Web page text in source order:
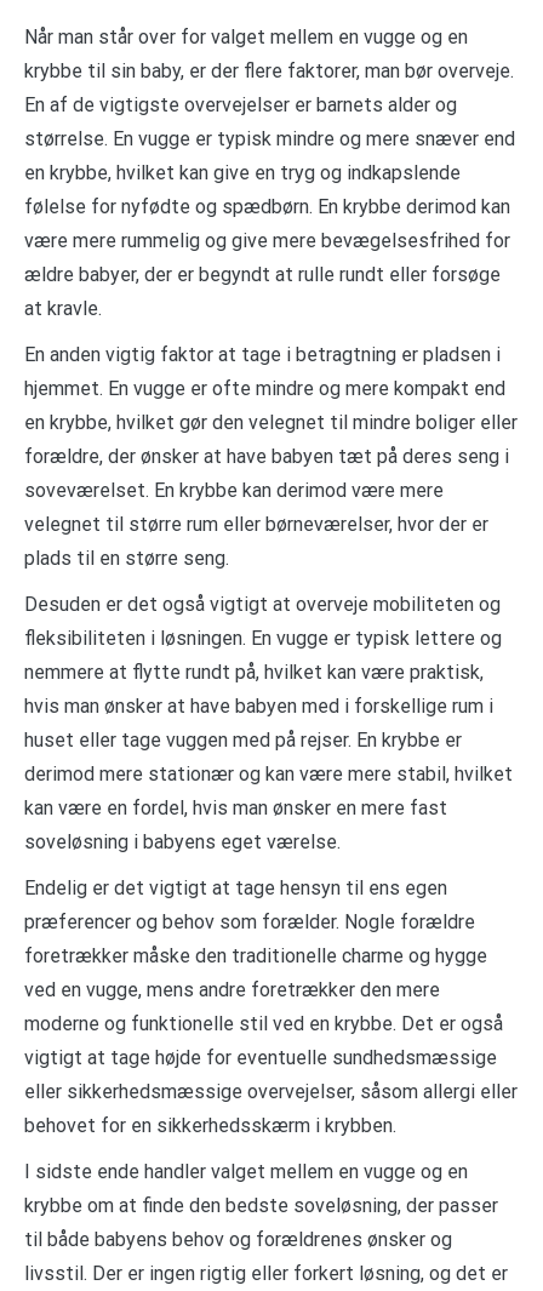
Når man står over for valget mellem en vugge og en
krybbe til sin baby, er der flere faktorer, man bør overveje.
En af de vigtigste overvejelser er barnets alder og
størrelse. En vugge er typisk mindre og mere snæver end
en krybbe, hvilket kan give en tryg og indkapslende
følelse for nyfødte og spædbørn. En krybbe derimod kan
være mere rummelig og give mere bevægelsesfrihed for
ældre babyer, der er begyndt at rulle rundt eller forsøge
at kravle.
En anden vigtig faktor at tage i betragtning er pladsen i
hjemmet. En vugge er ofte mindre og mere kompakt end
en krybbe, hvilket gør den velegnet til mindre boliger eller
forældre, der ønsker at have babyen tæt på deres seng i
soveværelset. En krybbe kan derimod være mere
velegnet til større rum eller børneværelser, hvor der er
plads til en større seng.
Desuden er det også vigtigt at overveje mobiliteten og
fleksibiliteten i løsningen. En vugge er typisk lettere og
nemmere at flytte rundt på, hvilket kan være praktisk,
hvis man ønsker at have babyen med i forskellige rum i
huset eller tage vuggen med på rejser. En krybbe er
derimod mere stationær og kan være mere stabil, hvilket
kan være en fordel, hvis man ønsker en mere fast
soveløsning i babyens eget værelse.
Endelig er det vigtigt at tage hensyn til ens egen
præferencer og behov som forælder. Nogle forældre
foretrækker måske den traditionelle charme og hygge
ved en vugge, mens andre foretrækker den mere
moderne og funktionelle stil ved en krybbe. Det er også
vigtigt at tage højde for eventuelle sundhedsmæssige
eller sikkerhedsmæssige overvejelser, såsom allergi eller
behovet for en sikkerhedsskærm i krybben.
I sidste ende handler valget mellem en vugge og en
krybbe om at finde den bedste soveløsning, der passer
til både babyens behov og forældrenes ønsker og
livsstil. Der er ingen rigtig eller forkert løsning, og det er